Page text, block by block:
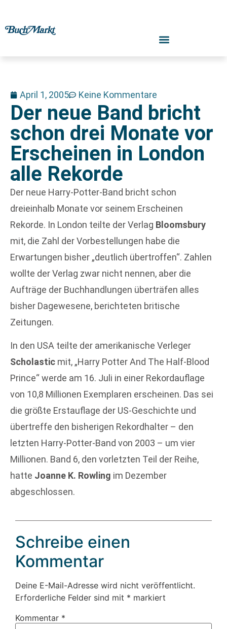
April 1, 2005 Keine Kommentare
Der neue Band bricht
schon drei Monate vor
Erscheinen in London
alle Rekorde
Der neue Harry-Potter-Band bricht schon
dreieinhalb Monate vor seinem Erscheinen
Rekorde. In London teilte der Verlag Bloomsbury
mit, die Zahl der Vorbestellungen habe die
Erwartungen bisher „deutlich übertroffen“. Zahlen
wollte der Verlag zwar nicht nennen, aber die
Aufträge der Buchhandlungen überträfen alles
bisher Dagewesene, berichteten britische
Zeitungen.
In den USA teilte der amerikanische Verleger
Scholastic mit, „Harry Potter And The Half-Blood
Prince“ werde am 16. Juli in einer Rekordauflage
von 10,8 Millionen Exemplaren erscheinen. Das sei
die größte Erstauflage der US-Geschichte und
übertreffe den bisherigen Rekordhalter – den
letzten Harry-Potter-Band von 2003 – um vier
Millionen. Band 6, den vorletzten Teil der Reihe,
hatte Joanne K. Rowling im Dezember
abgeschlossen.
Schreibe einen
Kommentar
Deine E-Mail-Adresse wird nicht veröffentlicht.
Erforderliche Felder sind mit * markiert
Kommentar *